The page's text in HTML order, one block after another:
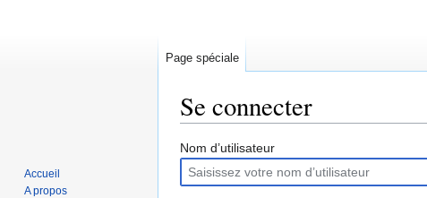
Se connecter
Aller
la
Aller
la
Nom d’utilisateur
Page spéciale
Accueil
A propos